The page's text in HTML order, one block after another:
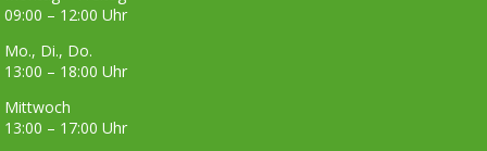
09:00 – 12:00 Uhr
Mo., Di., Do.
13:00 – 18:00 Uhr
Mittwoch
13:00 – 17:00 Uhr